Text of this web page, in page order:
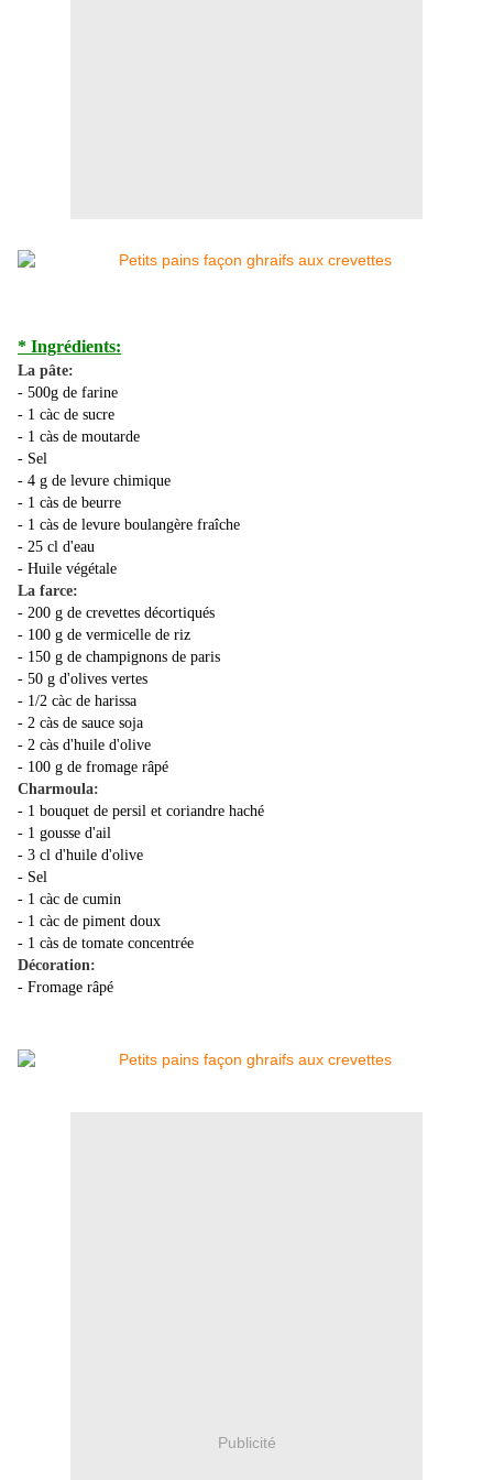
* Ingrédients:
La pâte:
- 500g de farine
- 1 càc de sucre
- 1 càs de moutarde
- Sel
- 4 g de levure chimique
- 1 càs de beurre
- 1 càs de levure boulangère fraîche
- 25 cl d'eau
- Huile végétale
La farce:
- 200 g de crevettes décortiqués
- 100 g de vermicelle de riz
- 150 g de champignons de paris
- 50 g d'olives vertes
- 1/2 càc de harissa
- 2 càs de sauce soja
- 2 càs d'huile d'olive
- 100 g de fromage râpé
Charmoula:
- 1 bouquet de persil et coriandre haché
- 1 gousse d'ail
- 3 cl d'huile d'olive
- Sel
- 1 càc de cumin
- 1 càc de piment doux
- 1 càs de tomate concentrée
Décoration:
- Fromage râpé
Publicité